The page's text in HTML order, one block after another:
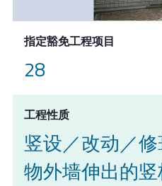
指定豁免工程项目
28
工程性质
竖设／改动／
物外墙伸出的